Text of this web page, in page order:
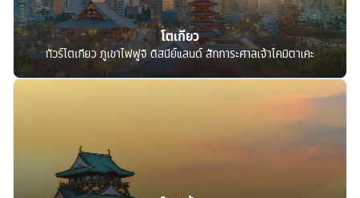
โตเกียว
ทัวร์โตเกียว ภูเขาไฟฟูจิ ดิสนีย์แลนด์ สักการะศาลเจ้าโคมิตาเคะ